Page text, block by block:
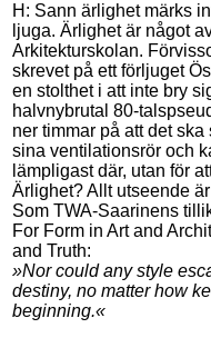
H: Sann ärlighet märks
ljuga. Ärlighet är något
Arkitekturskolan.
skrevet på ett förljuget
en stolthet i att inte bry
halvnybrutal 80-
ner timmar på att det
sina ventilationsrör och
lämpligast där, utan för
Ärlighet? Allt utseende
Som TWA-Saarinens
For Form in Art and
and Truth:
»Nor could any style
destiny, no matter how
beginning.«